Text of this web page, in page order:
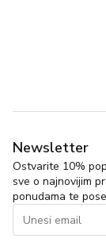
Newsletter
Ostvarite 10%
sve o najnovijim
ponudama te